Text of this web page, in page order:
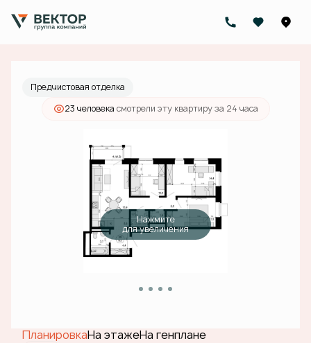
3-комнатная 20 700 000 руб.
Ипотекаот 65 807 руб./мес.
Предчистовая отделка
23 человекa смотрели эту квартиру за 24 часа
Нажмите
для увеличения
ПланировкаНа этажеНа генплане